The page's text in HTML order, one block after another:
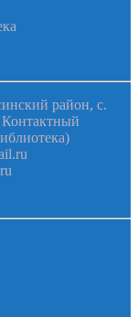
район, с.